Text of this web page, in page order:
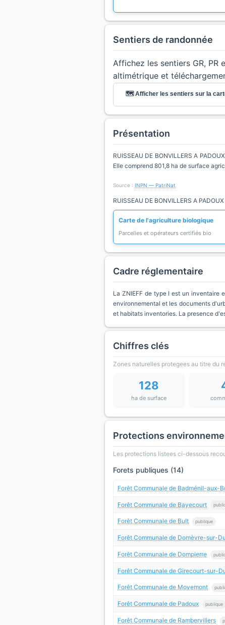
Sentiers de randonnée
Affichez les sentiers GR,
altimétrique et
🗺️ Afficher les sentiers sur la
Présentation
RUISSEAU DE BONVILLERS A
Elle comprend 801,8 ha de surface
Source : INPN — PatriNat
RUISSEAU DE BONVILLERS A
Carte de l'agriculture biologique
Parcelles et opérateurs certifiés bio
Cadre réglementaire
La ZNIEFF de type I est un inventaire
environnemental et les documents
et habitats inventories. La presence
Chiffres clés
Zones naturelles protegees au titre du
128
ha de surface
Protections
Les protections listees ci-dessous
Forets publiques (14)
Forêt Communale de Badménil-aux-
Forêt Communale de Bayecourt
Forêt Communale de Bult publique
Forêt Communale de Domèvre-sur-
Forêt Communale de Dompierre
Forêt Communale de Girecourt-sur-
Forêt Communale de Moyemont
Forêt Communale de Padoux publique
Forêt Communale de Rambervillers